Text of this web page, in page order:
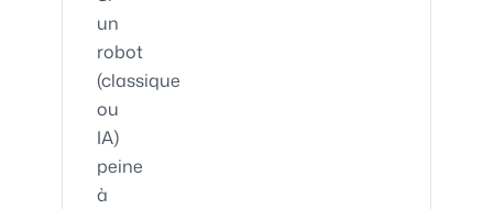
un
robot
(classique
ou
IA)
peine
à